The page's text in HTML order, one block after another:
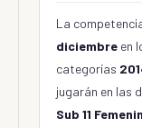
La
diciembre en
categorías
jugarán en las
Sub 11